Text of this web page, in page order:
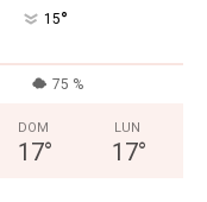
15°
75 %
DOM
17°
LUN
17°